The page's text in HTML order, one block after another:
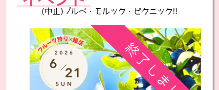
(中止)ブルベ・モルック・ピクニック!!